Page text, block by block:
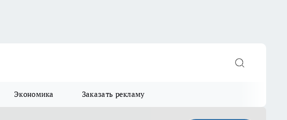
Экономика Заказать рекламу